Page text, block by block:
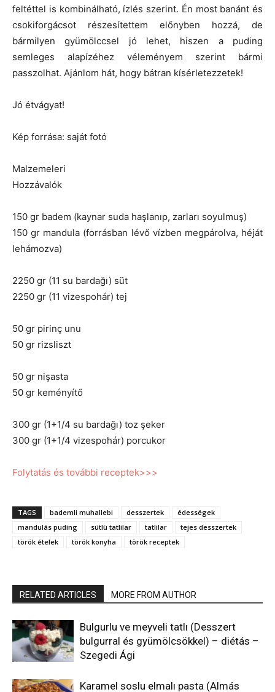
feltéttel is kombinálható, ízlés szerint. Én most banánt és
csokiforgácsot részesítettem előnyben hozzá, de
bármilyen gyümölccsel jó lehet, hiszen a puding
semleges alapízéhez véleményem szerint bármi
passzolhat. Ajánlom hát, hogy bátran kísérletezzetek!
Jó étvágyat!
Kép forrása: saját fotó
Malzemeleri
Hozzávalók
150 gr badem (kaynar suda haşlanıp, zarları soyulmuş)
150 gr mandula (forrásban lévő vízben megpárolva, héját
lehámozva)
2250 gr (11 su bardağı) süt
2250 gr (11 vizespohár) tej
50 gr pirinç unu
50 gr rizsliszt
50 gr nişasta
50 gr keményítő
300 gr (1+1/4 su bardağı) toz şeker
300 gr (1+1/4 vizespohár) porcukor
Folytatás és további receptek>>>
TAGS bademli muhallebi desszertek
édességek
mandulás puding
sütlü tatlilar tatlilar
tejes desszertek
török ételek
török konyha török receptek
RELATED ARTICLES MORE FROM AUTHOR
Bulgurlu ve meyveli tatlı (Desszert
bulgurral és gyümölcsökkel) – diétás –
Szegedi Ági
Karamel soslu elmalı pasta (Almás